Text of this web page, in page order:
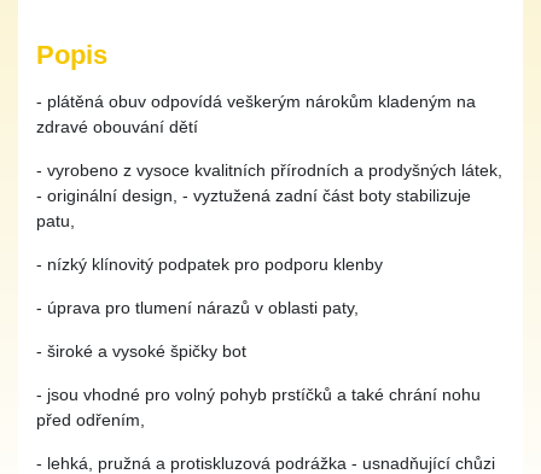
Popis
- plátěná obuv odpovídá veškerým nárokům kladeným na
zdravé obouvání dětí
- vyrobeno z vysoce kvalitních přírodních a prodyšných látek,
- originální design, - vyztužená zadní část boty stabilizuje
patu,
- nízký klínovitý podpatek pro podporu klenby
- úprava pro tlumení nárazů v oblasti paty,
- široké a vysoké špičky bot
- jsou vhodné pro volný pohyb prstíčků a také chrání nohu
před odřením,
- lehká, pružná a protiskluzová podrážka - usnadňující chůzi